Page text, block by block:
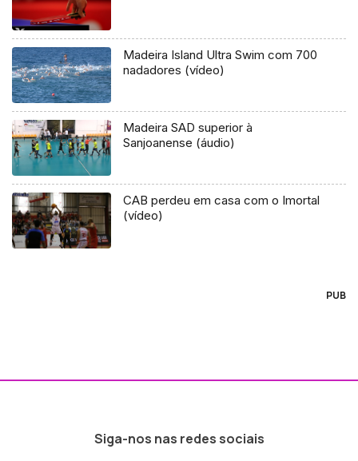
Madeira Island Ultra Swim com 700
nadadores (vídeo)
Madeira SAD superior à
Sanjoanense (áudio)
CAB perdeu em casa com o Imortal
(vídeo)
PUB
Siga-nos nas redes sociais